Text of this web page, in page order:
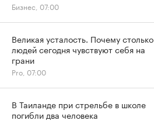
Бизнес, 07:00
Великая усталость. Почему столько
людей сегодня чувствуют себя на
грани
Pro, 07:00
В Таиланде при стрельбе в школе
погибли два человека